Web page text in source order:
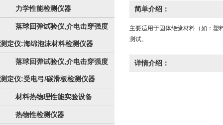
力学性能检测仪器
落球回弹试验仪,介电击穿强度
测定仪:海绵泡沫材料检测仪器
落球回弹试验仪,介电击穿强度
测定仪:受电弓/碳滑板检测仪器
材料热物理性能实验设备
热物性检测仪器
简单介绍：
主要适用于固体绝缘材料（如：塑
测试。
详情介绍：